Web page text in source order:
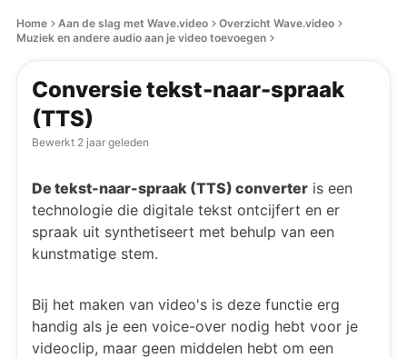
Home Aan de slag met Wave.video
Overzicht Wave.video
Muziek en andere audio aan je video toevoegen
Conversie tekst-naar-spraak
(TTS)
Bewerkt 2 jaar geleden
De tekst-naar-spraak (TTS) converter is een
technologie die digitale tekst ontcijfert en er
spraak uit synthetiseert met behulp van een
kunstmatige stem.
Bij het maken van video's is deze functie erg
handig als je een voice-over nodig hebt voor je
videoclip, maar geen middelen hebt om een